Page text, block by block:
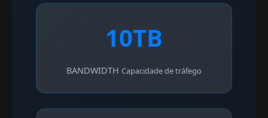
10TB
BANDWIDTH Capacidade de tráfego